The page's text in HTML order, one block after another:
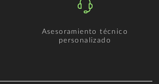
Asesoramiento técnico
personalizado